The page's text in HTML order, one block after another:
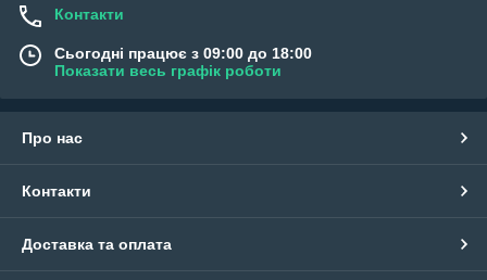
Контакти
Сьогодні працює з 09:00 до 18:00
Показати весь графік роботи
Про нас
Контакти
Доставка та оплата